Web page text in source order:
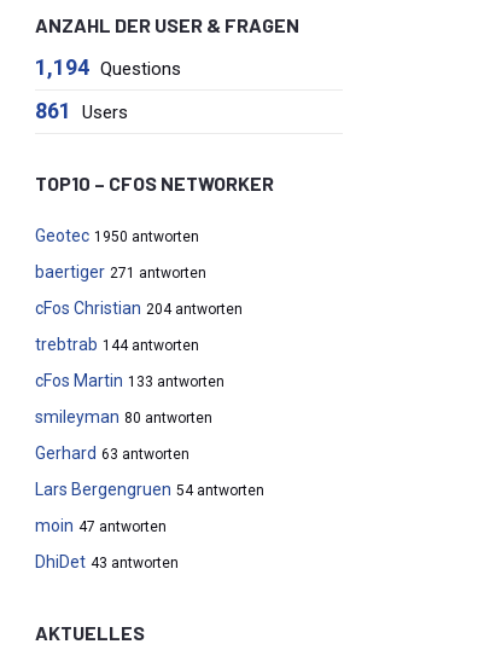
ANZAHL DER USER & FRAGEN
1,194 Questions
861 Users
TOP10 – CFOS NETWORKER
Geotec 1950 antworten
baertiger 271 antworten
cFos Christian 204 antworten
trebtrab 144 antworten
cFos Martin 133 antworten
smileyman 80 antworten
Gerhard 63 antworten
Lars Bergengruen 54 antworten
moin 47 antworten
DhiDet 43 antworten
AKTUELLES